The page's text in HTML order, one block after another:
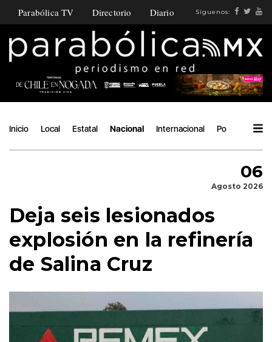
Parabólica TV Directorio Diario Síguenos:
Inicio Local Estatal Nacional Internacional Política
06
Agosto 2026
Deja seis lesionados
explosión en la refinería
de Salina Cruz